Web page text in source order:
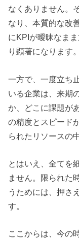
なくありません。
なり、本質的な改
にKPIが曖昧なま
り顕著になります。
一方で、一度立ち
いる企業は、来期
か、どこに課題が
の精度とスピード
られたリソースの
とはいえ、全てを
ません。限られた
うためには、押さ
す。
ここからは、今の